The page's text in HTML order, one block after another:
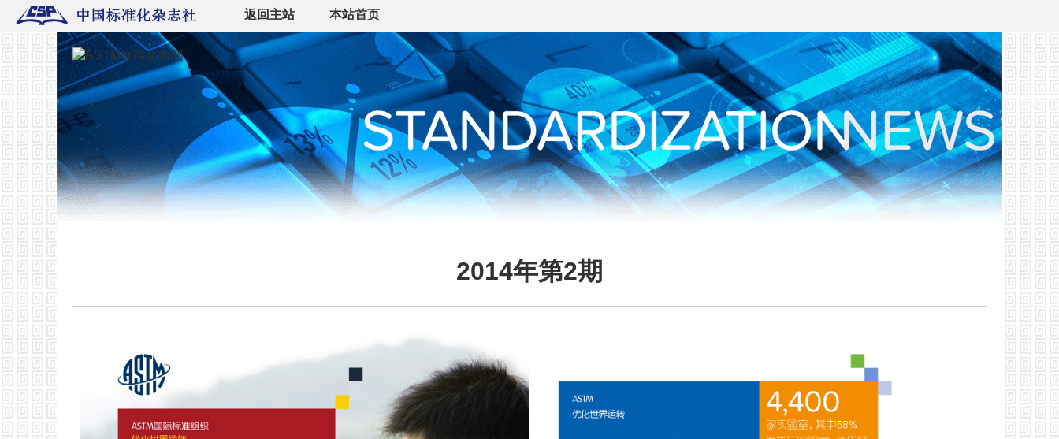
返回主站 本站首页
2014年第2期